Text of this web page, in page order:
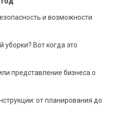
и возможности
уборки? Вот когда это
представление бизнеса о
от планирования до